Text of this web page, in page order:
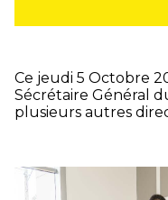
Ce jeudi 5 Octobre
Sécrétaire Général
plusieurs autres